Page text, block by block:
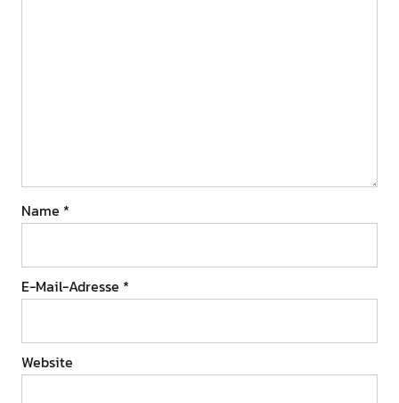
Name *
E-Mail-Adresse *
Website